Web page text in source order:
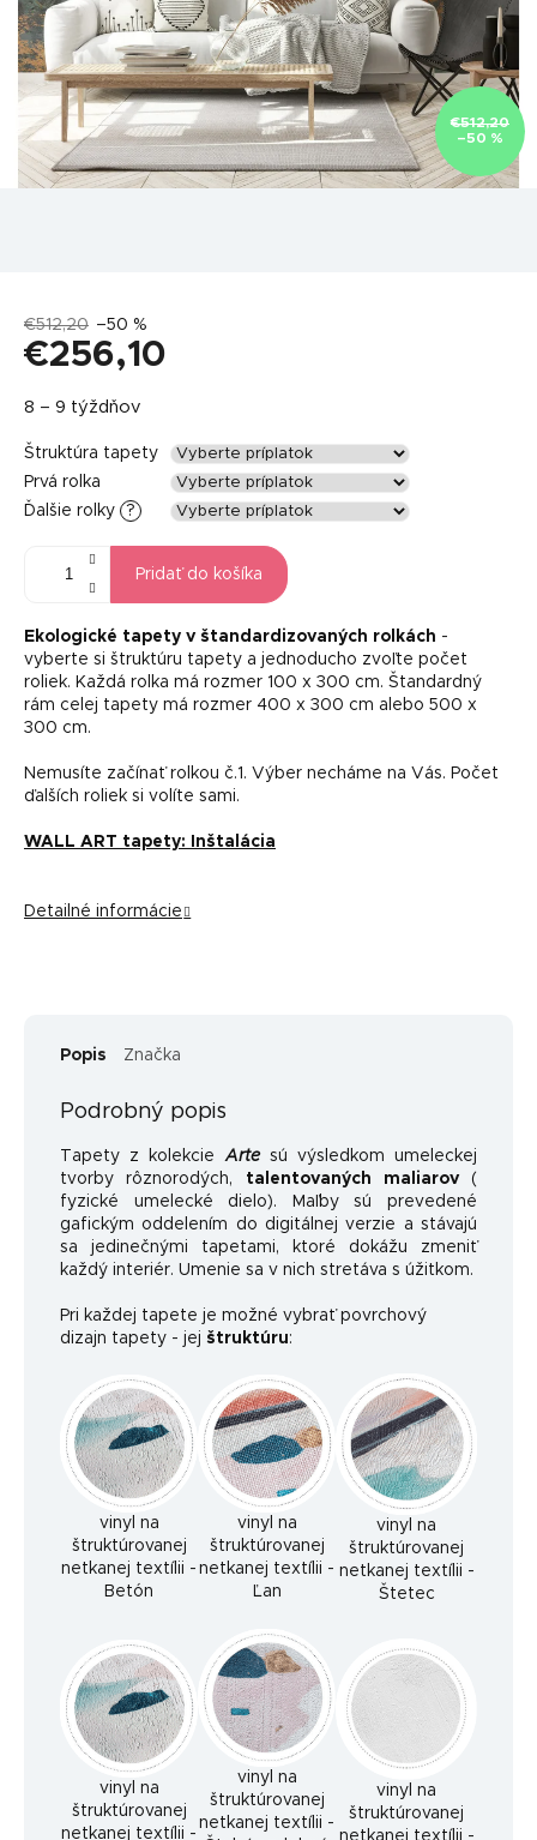
€512,20
–50 %
€512,20 –50 %
€256,10
cena:
8 – 9 týždňov
Štruktúra tapety
Prvá rolka
Ďalšie rolky
?
Pridať do košíka
Ekologické tapety v štandardizovaných rolkách -
vyberte si štruktúru tapety a jednoducho zvoľte počet
roliek. Každá rolka má rozmer 100 x 300 cm. Štandardný
rám celej tapety má rozmer 400 x 300 cm alebo 500 x
300 cm.
Nemusíte začínať rolkou č.1. Výber necháme na Vás. Počet
ďalších roliek si volíte sami.
WALL ART tapety: Inštalácia
Detailné informácie
Popis Značka
Podrobný popis
Tapety z kolekcieArtesú výsledkom umeleckej
tvorby rôznorodých,
talentovaných maliarov(
fyzické umelecké dielo). Maľby sú prevedené
gafickým oddelením do digitálnej verzie a stávajú
sa jedinečnými tapetami, ktoré dokážu zmeniť
každý interiér. Umenie sa v nich stretáva s úžitkom.
Pri každej tapete je možné vybrať povrchový
dizajn tapety - jej štruktúru:
vinyl na
štruktúrovanej
netkanej textílii -
Betón
vinyl na
štruktúrovanej
netkanej textílii -
Ľan
vinyl na
štruktúrovanej
netkanej textílii -
Štetec
vinyl na
štruktúrovanej
netkanej textílii -
vinyl na
štruktúrovanej
netkanej textílii -
vinyl na
štruktúrovanej
netkanej textílii -